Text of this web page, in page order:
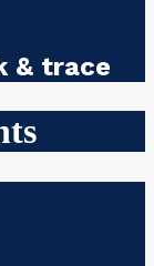
& trace